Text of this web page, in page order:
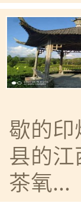
歇的
县的
茶氧...